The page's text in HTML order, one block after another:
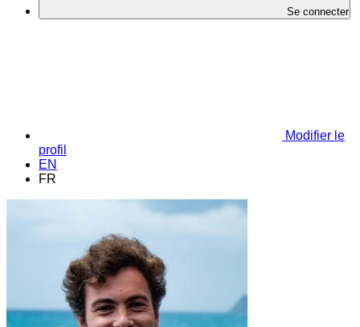
Se connecter
Modifier le
profil
EN
FR